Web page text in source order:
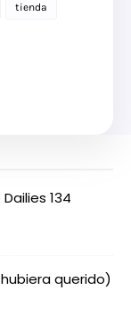
tienda
134
querido)